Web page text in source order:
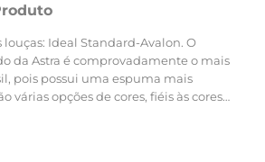
Ideal Standard-Avalon. O
da Astra é comprovadamente o mais
pois possui uma espuma mais
várias opções de cores, fiéis às cores
que resultam em uma perfeita